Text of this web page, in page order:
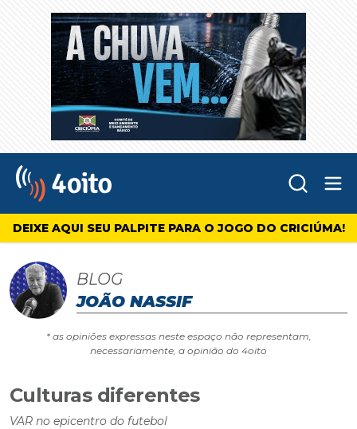
4oito
DEIXE AQUI SEU PALPITE PARA O JOGO DO CRICIÚMA!
BLOG
JOÃO NASSIF
* as opiniões expressas neste espaço não representam,
necessariamente, a opinião do 4oito
Culturas diferentes
VAR no epicentro do futebol